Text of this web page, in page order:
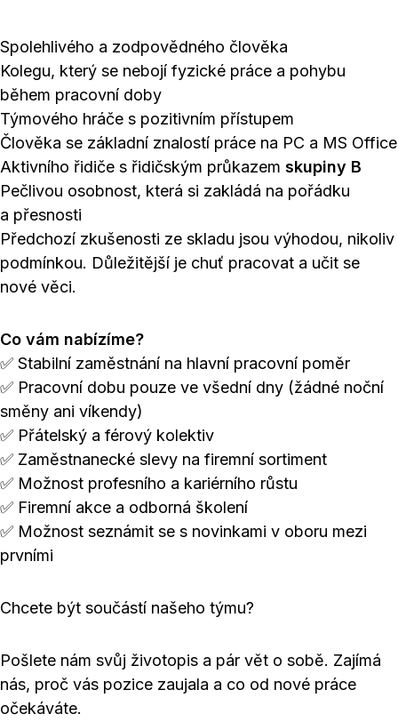
Spolehlivého a zodpovědného člověka
Kolegu, který se nebojí fyzické práce a pohybu
během pracovní doby
Týmového hráče s pozitivním přístupem
Člověka se základní znalostí práce na PC a MS Office
Aktivního řidiče s řidičským průkazem skupiny B
Pečlivou osobnost, která si zakládá na pořádku
a přesnosti
Předchozí zkušenosti ze skladu jsou výhodou, nikoliv
podmínkou. Důležitější je chuť pracovat a učit se
nové věci.
Co vám nabízíme?
✅ Stabilní zaměstnání na hlavní pracovní poměr
✅ Pracovní dobu pouze ve všední dny (žádné noční
směny ani víkendy)
✅ Přátelský a férový kolektiv
✅ Zaměstnanecké slevy na firemní sortiment
✅ Možnost profesního a kariérního růstu
✅ Firemní akce a odborná školení
✅ Možnost seznámit se s novinkami v oboru mezi
prvními
Chcete být součástí našeho týmu?
Pošlete nám svůj životopis a pár vět o sobě. Zajímá
nás, proč vás pozice zaujala a co od nové práce
očekáváte.